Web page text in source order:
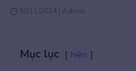
30/11/2024 | Admin
Mục lục hiện